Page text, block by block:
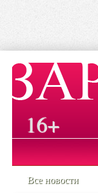
16+
Все новости